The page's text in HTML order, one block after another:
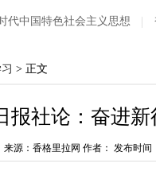
代中国特色社会主义思想
的十九届六中全会精神
络中国节·中秋 山河岁月
> 正文
报社论：奋进
来源：香格里拉网 作者： 发布时间